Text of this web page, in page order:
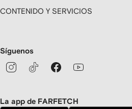
CONTENIDO Y SERVICIOS
Síguenos
La app de FARFETCH